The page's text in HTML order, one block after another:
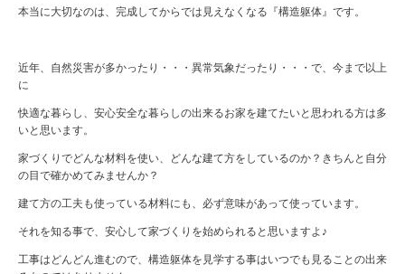
本当に大切なのは、完成してからでは見えなくなる『構造躯体』です。
近年、自然災害が多かったり・・・異常気象だったり・・・で、今まで以上
に
快適な暮らし、安心安全な暮らしの出来るお家を建てたいと思われる方は多
いと思います。
家づくりでどんな材料を使い、どんな建て方をしているのか？きちんと自分
の目で確かめてみませんか？
建て方の工夫も使っている材料にも、必ず意味があって使っています。
それを知る事で、安心して家づくりを始められると思いますよ♪
工事はどんどん進むので、構造躯体を見学する事はいつでも見ることの出来